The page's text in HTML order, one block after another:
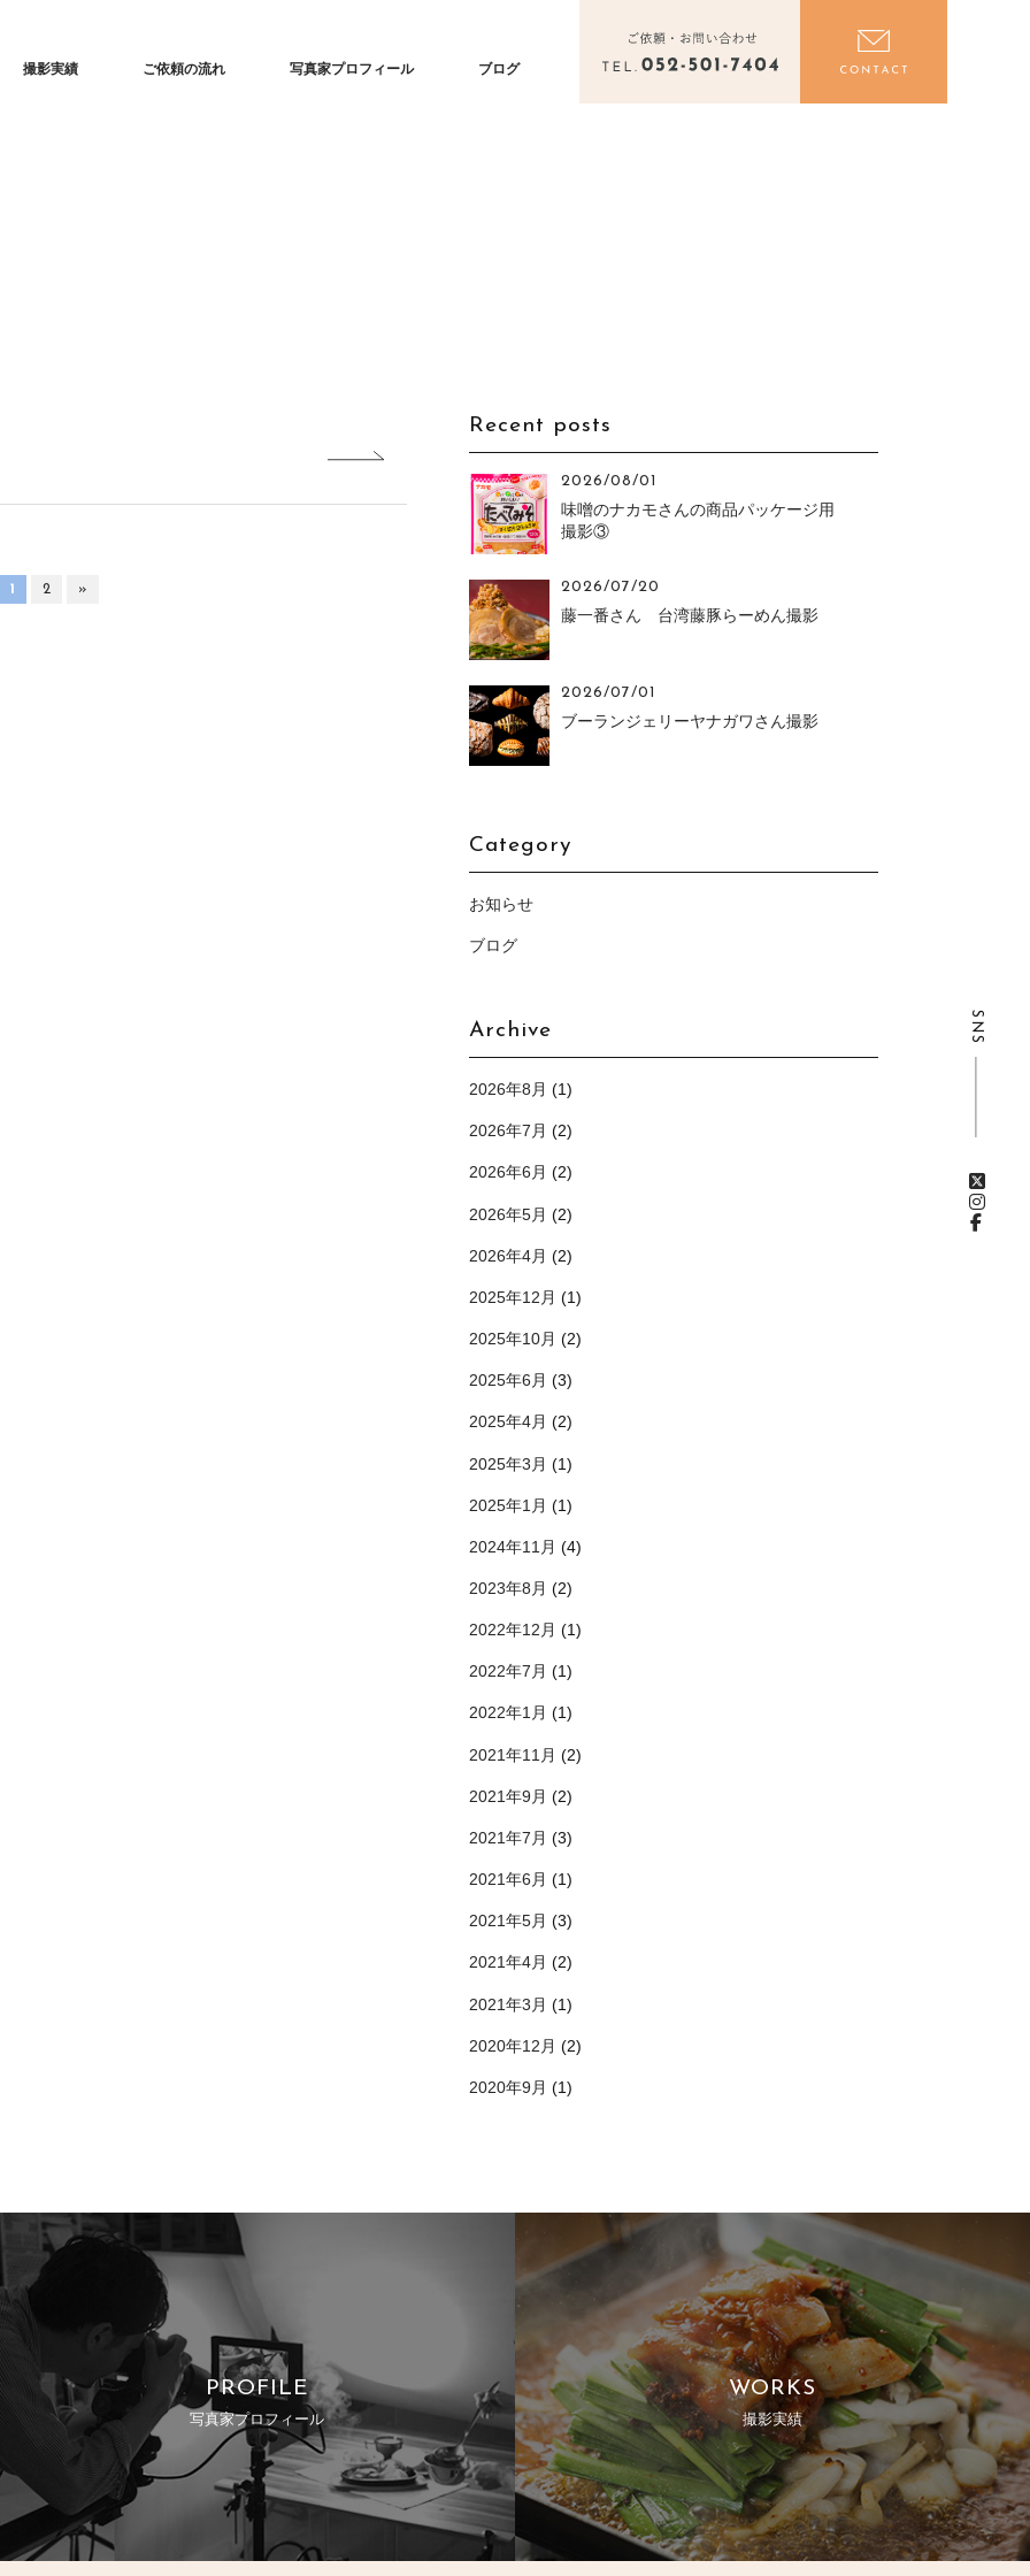
撮影実績 ご依頼の流れ 写真家プロフィール ブログ
電話をかける
SNS
1 2 »
Recent posts
2026/08/01
味噌のナカモさんの商品パッケージ用
撮影③
2026/07/20
藤一番さん 台湾藤豚らーめん撮影
2026/07/01
ブーランジェリーヤナガワさん撮影
Category
お知らせ
ブログ
Archive
2026年8月 (1)
2026年7月 (2)
2026年6月 (2)
2026年5月 (2)
2026年4月 (2)
2025年12月 (1)
2025年10月 (2)
2025年6月 (3)
2025年4月 (2)
2025年3月 (1)
2025年1月 (1)
2024年11月 (4)
2023年8月 (2)
2022年12月 (1)
2022年7月 (1)
2022年1月 (1)
2021年11月 (2)
2021年9月 (2)
2021年7月 (3)
2021年6月 (1)
2021年5月 (3)
2021年4月 (2)
2021年3月 (1)
2020年12月 (2)
2020年9月 (1)
PROFILE
写真家プロフィール
WORKS
撮影実績